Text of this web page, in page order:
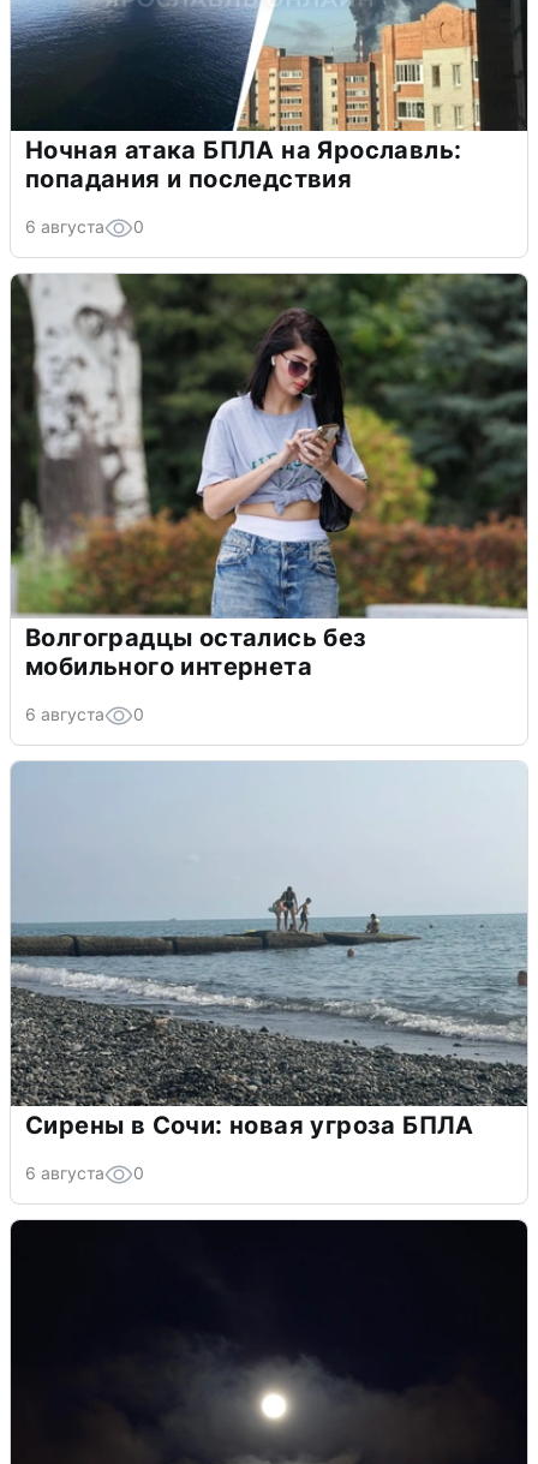
Ночная атака БПЛА на Ярославль:
попадания и последствия
6 августа 0
Волгоградцы остались без
мобильного интернета
6 августа 0
Сирены в Сочи: новая угроза БПЛА
6 августа 0